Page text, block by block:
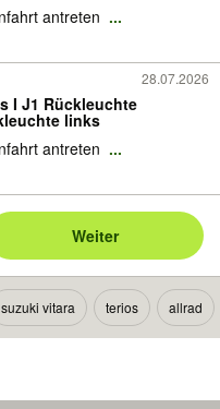
antreten ...
28.07.2026
I J1 Rückleuchte
links
antreten ...
Weiter
suzuki vitara terios allrad